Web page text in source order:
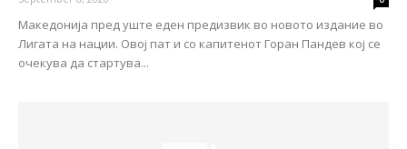
Македонија пред уште еден предизвик во новото издание во
Лигата на нации. Овој пат и со капитенот Горан Пандев кој се
очекува да стартува...